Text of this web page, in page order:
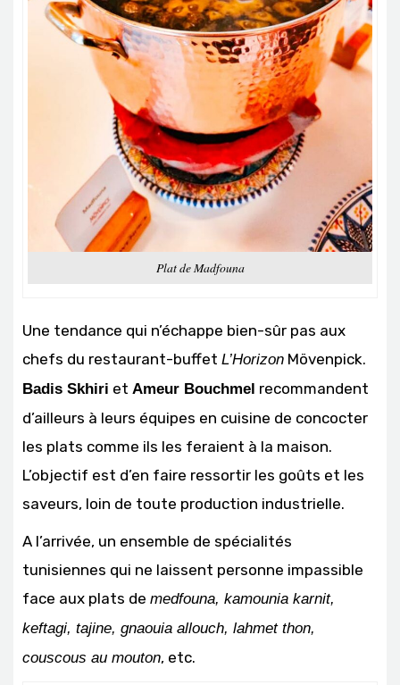
Plat de Madfouna
Une tendance qui n’échappe bien-sûr pas aux
chefs du restaurant-buffet L’Horizon Mövenpick.
Badis Skhiri et Ameur Bouchmel recommandent
d’ailleurs à leurs équipes en cuisine de concocter
les plats comme ils les feraient à la maison.
L’objectif est d’en faire ressortir les goûts et les
saveurs, loin de toute production industrielle.
A l’arrivée, un ensemble de spécialités
tunisiennes qui ne laissent personne impassible
face aux plats de medfouna, kamounia karnit,
keftagi, tajine, gnaouia allouch, lahmet thon,
couscous au mouton, etc.